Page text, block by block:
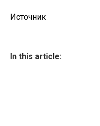
Источник
In this article: